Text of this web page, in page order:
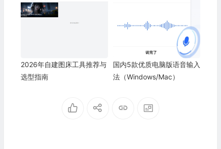
2026年自建图床工具推荐与
选型指南
国内5款优质电脑版语音输入
法（Windows/Mac）